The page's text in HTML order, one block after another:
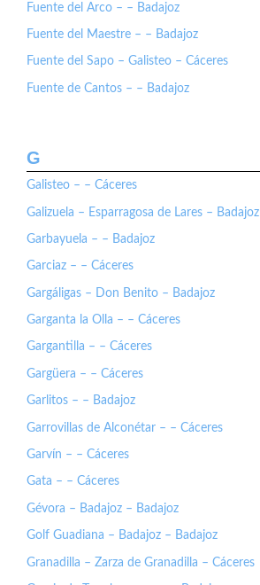
Fuente del Arco – – Badajoz
Fuente del Maestre – – Badajoz
Fuente del Sapo – Galisteo – Cáceres
Fuente de Cantos – – Badajoz
G
Galisteo – – Cáceres
Galizuela – Esparragosa de Lares – Badajoz
Garbayuela – – Badajoz
Garciaz – – Cáceres
Gargáligas – Don Benito – Badajoz
Garganta la Olla – – Cáceres
Gargantilla – – Cáceres
Gargüera – – Cáceres
Garlitos – – Badajoz
Garrovillas de Alconétar – – Cáceres
Garvín – – Cáceres
Gata – – Cáceres
Gévora – Badajoz – Badajoz
Golf Guadiana – Badajoz – Badajoz
Granadilla – Zarza de Granadilla – Cáceres